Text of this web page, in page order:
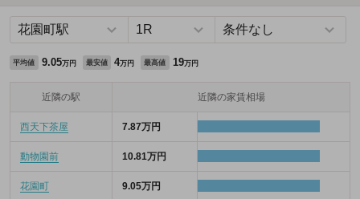
平均値 9.05万円 最安値 4万円 最高値 19万円
近隣の駅 近隣の家賃相場
西天下茶屋 7.87万円
動物園前 10.81万円
花園町 9.05万円